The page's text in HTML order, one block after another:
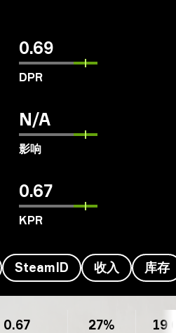
0.69
DPR
N/A
影响
0.67
KPR
SteamID 收入 库存
0.67 27% 19